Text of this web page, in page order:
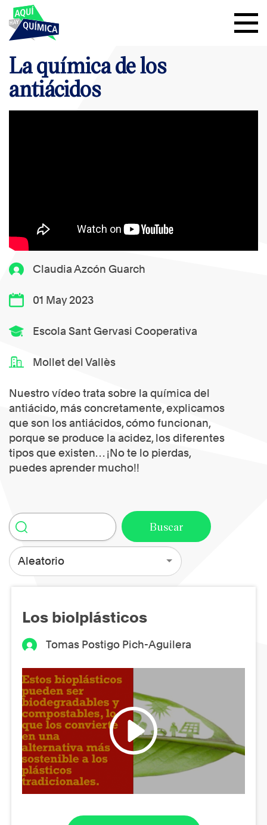
Claudia Azcón Guarch
01 May 2023
Escola Sant Gervasi Cooperativa
Mollet del Vallès
Nuestro vídeo trata sobre la química del
antiácido, más concretamente, explicamos
que son los antiácidos, cómo funcionan,
porque se produce la acidez, los diferentes
tipos que existen… ¡No te lo pierdas,
puedes aprender mucho!!
La química de los
antiácidos
Aleatorio
Los biolplásticos
Tomas Postigo Pich-Aguilera